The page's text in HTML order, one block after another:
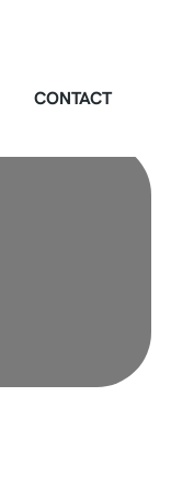
CONTACT